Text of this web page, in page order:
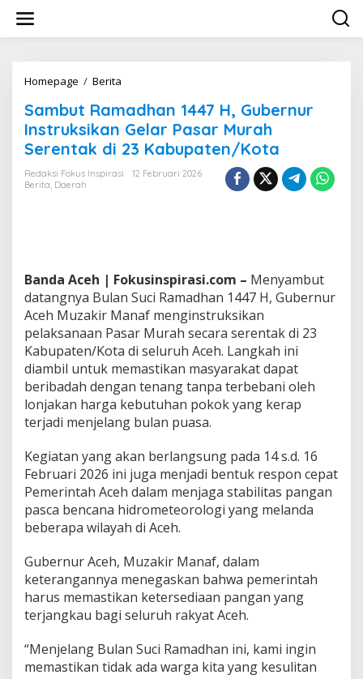
w
Homepage / Berita
m
b
u
t
R
1
4
4
7
,
G
u
b
e
r
u
r
I
n
s
t
u
k
s
i
k
n
G
Sambut Ramadhan 1447 H, Gubernur
Instruksikan Gelar Pasar Murah
Serentak di 23 Kabupaten/Kota
Redaksi Fokus Inspirasi
12 Februari 2026
Berita, Daerah
Banda Aceh | Fokusinspirasi.com – Menyambut
datangnya Bulan Suci Ramadhan 1447 H, Gubernur
Aceh Muzakir Manaf menginstruksikan
pelaksanaan Pasar Murah secara serentak di 23
Kabupaten/Kota di seluruh Aceh. Langkah ini
diambil untuk memastikan masyarakat dapat
beribadah dengan tenang tanpa terbebani oleh
lonjakan harga kebutuhan pokok yang kerap
terjadi menjelang bulan puasa.
Kegiatan yang akan berlangsung pada 14 s.d. 16
Februari 2026 ini juga menjadi bentuk respon cepat
Pemerintah Aceh dalam menjaga stabilitas pangan
pasca bencana hidrometeorologi yang melanda
beberapa wilayah di Aceh.
Gubernur Aceh, Muzakir Manaf, dalam
keterangannya menegaskan bahwa pemerintah
harus memastikan ketersediaan pangan yang
terjangkau bagi seluruh rakyat Aceh.
“Menjelang Bulan Suci Ramadhan ini, kami ingin
memastikan tidak ada warga kita yang kesulitan